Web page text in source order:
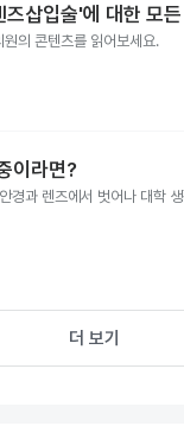
삽입술'에 대한 모든
의 콘텐츠를 읽어보세요.
이라면?
과 렌즈에서 벗어나 대학
더 보기